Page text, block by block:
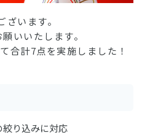
います。
いいたします。
合計7点を実施しました！
り込みに対応